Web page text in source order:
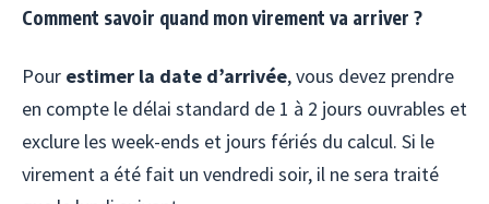
Comment savoir quand mon virement va arriver ?
Pour estimer la date d’arrivée, vous devez prendre
en compte le délai standard de 1 à 2 jours ouvrables et
exclure les week-ends et jours fériés du calcul. Si le
virement a été fait un vendredi soir, il ne sera traité